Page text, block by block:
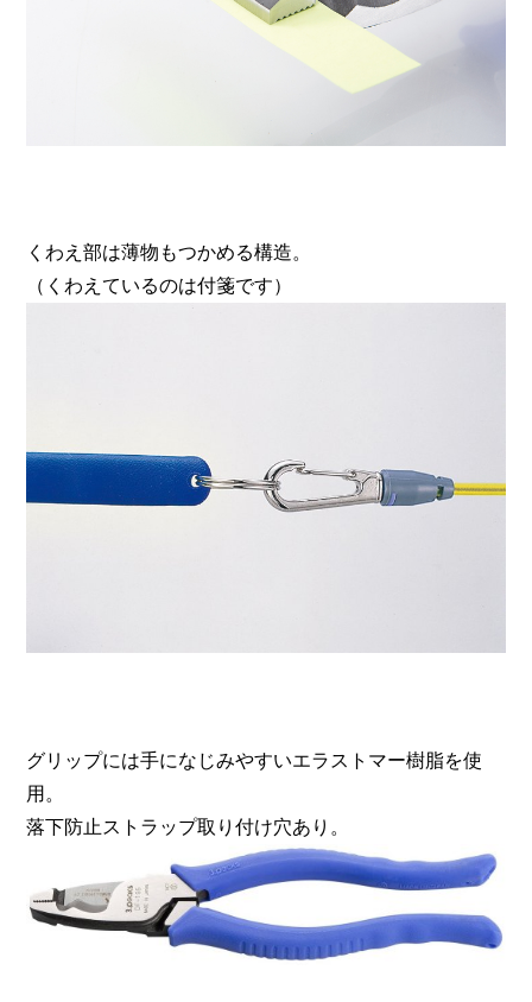
くわえ部は薄物もつかめる構造。
（くわえているのは付箋です）
グリップには手になじみやすいエラストマー樹脂を使
用。
落下防止ストラップ取り付け穴あり。